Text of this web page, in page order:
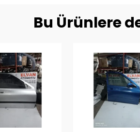
Bu Ürünlere